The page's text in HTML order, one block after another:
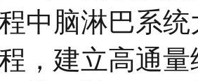
中脑淋巴系
，建立高通